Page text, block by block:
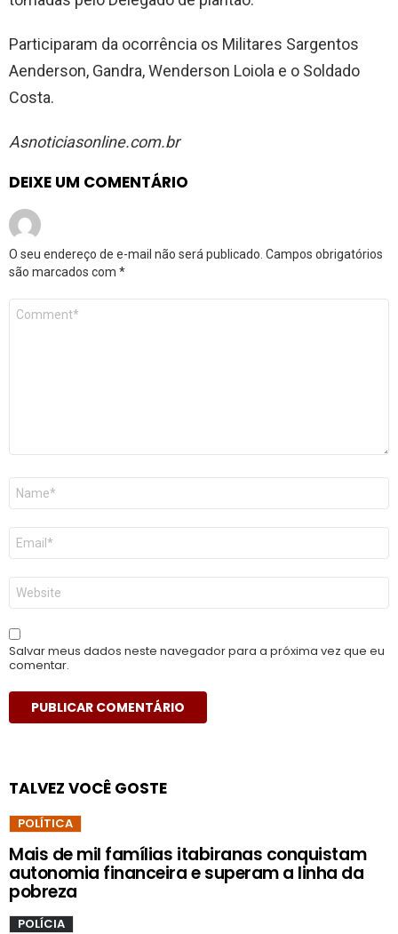
Participaram da ocorrência os Militares Sargentos
Aenderson, Gandra, Wenderson Loiola e o Soldado
Costa.
Asnoticiasonline.com.br
DEIXE UM COMENTÁRIO
O seu endereço de e-mail não será publicado. Campos obrigatórios
são marcados com *
Comentário
Nome
E-
mail
*
Site
Salvar meus dados neste navegador para a próxima vez que eu
comentar.
TALVEZ VOCÊ GOSTE
POLÍTICA
Mais de mil famílias itabiranas conquistam
autonomia financeira e superam a linha da
pobreza
POLÍCIA